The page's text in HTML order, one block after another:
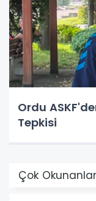
Ordu
Tepkisi
Çok Okunanlar